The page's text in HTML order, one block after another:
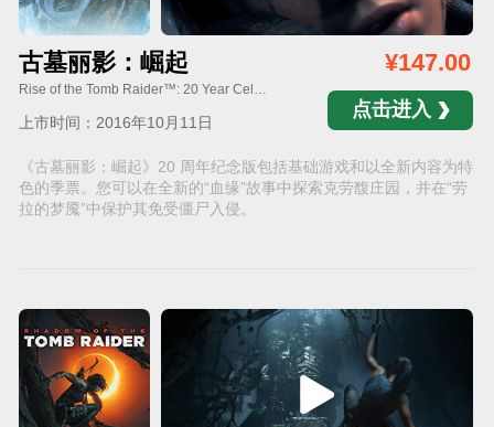
古墓丽影：崛起
上市时间：2016年10月11日
¥147.00
点击进入
《古墓丽影：崛起》20 周年纪念版包括基础游戏和以全新内容为特
色的季票。您可以在全新的“血缘”故事中探索克劳馥庄园，并在“劳
拉的梦魇”中保护其免受僵尸入侵。